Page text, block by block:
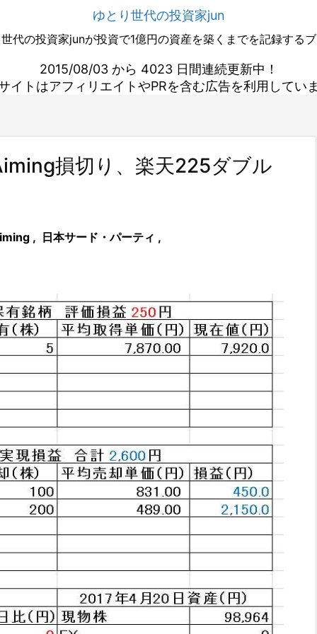
ゆとり世代の投資家jun
代の投資家junが投資で1億円の資産を築くまでを記録する
2015/08/03 から 4023 日間連続更新中！
イトはアフィリエイトやPRを含む広告を利用してい
損切り、楽天225ダブル
, 日本サード・パーティ ,